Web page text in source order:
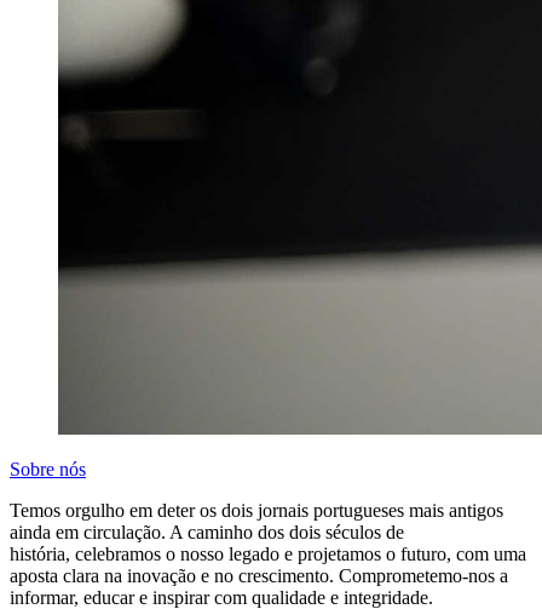
Sobre nós
Temos orgulho em deter os dois jornais portugueses mais antigos
ainda em circulação. A caminho dos dois séculos de
história, celebramos o nosso legado e projetamos o futuro, com uma
aposta clara na inovação e no crescimento. Comprometemo-nos a
informar, educar e inspirar com qualidade e integridade.